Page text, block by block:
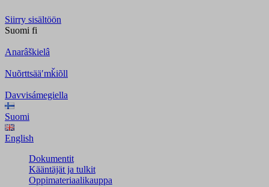
Siirry sisältöön
Suomi fi
Anarâškielâ
Nuõrttsääʹmǩiõll
Davvisámegiella
Suomi
English
Dokumentit
Kääntäjät ja tulkit
Oppimateriaalikauppa